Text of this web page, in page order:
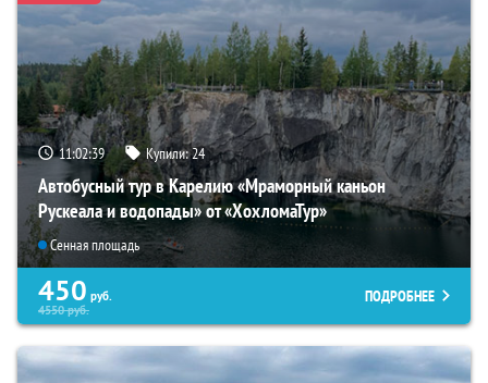
11:02:38 Купили:24
Автобусный тур в Карелию «Мраморный каньон
Рускеала и водопады» от «ХохломаТур»
Сенная площадь
450 руб.
4550руб.
ПОДРОБНЕЕ